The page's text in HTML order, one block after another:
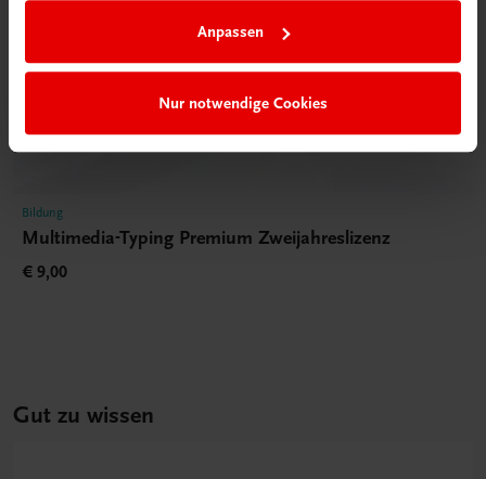
Anpassen
Nur notwendige Cookies
Bildung
Multimedia-Typing Premium Zweijahreslizenz
€ 9,00
Gut zu wissen